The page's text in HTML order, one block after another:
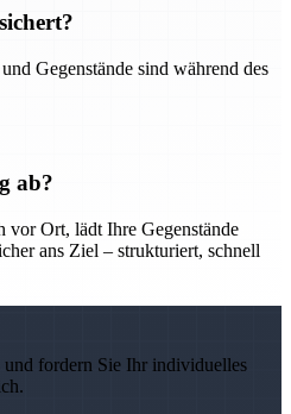
Gegenstände sind während des
ab?
vor Ort, lädt Ihre Gegenstände
ans Ziel – strukturiert, schnell
und fordern Sie Ihr individuelles